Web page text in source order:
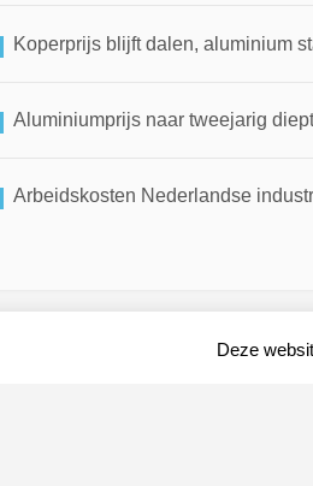
Koperprijs blijft dalen, aluminium
Aluminiumprijs naar tweejarig
Arbeidskosten Nederlandse
Deze